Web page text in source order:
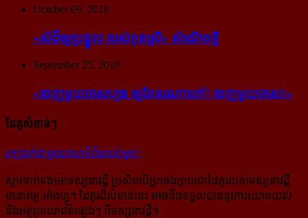
October 09, 2018
«សំដី​ឲ្យ​ប្រផ្នូល របស់​កូនស្រី» សំណើចខ្លី
September 25, 2018
«ចេញ​មួយ​កេស​ហ្មង ឲ្យ​តែ​នរណា​ហៅ! ចេញ​មួយ​កេស!»
ដៃគូសំខាន់ៗ
រក​​ប្រាក់​​ជា​​មួយ​​គេហទំព័រ​​របស់​​អ្នក? -
សូម​ទាក់ទង​មក​ទស្សនាវដ្ដី ប្រសិន​បើ​អ្នក​ចង់​ក្លាយ​ជា​ដៃគូរ​របស់​ទស្សនាវដ្ដី​
មនោរម្យ.អាំងហ្វូ។ ដៃ​គូរ​ដ៏​សំខាន់​នេះ អាច​នឹង​ទទួល​បាន​នូវ​ការ​យោគយល់
និង​អត្ថ​ប្រយោជន៍​ផ្សេងៗ ពីទស្សនាវដ្ដី។